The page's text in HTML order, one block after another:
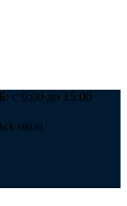
с 9:00 до 15:00
окон